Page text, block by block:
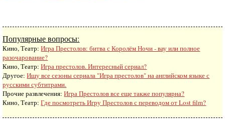
Популярные вопросы:
Кино, Театр:Игра Престолов: битва с Королём Ночи - вау или полное
разочарование?
Кино, Театр:Игра престолов. Интересный сериал?
Другое:Ищу все сезоны сериала "Игра престолов" на английском языке с
русскими субтитрами.
Прочие развлечения:Игра Престолов все еще также популярна?
Кино, Театр:Где посмотреть Игру Престолов с переводом от Lost film?